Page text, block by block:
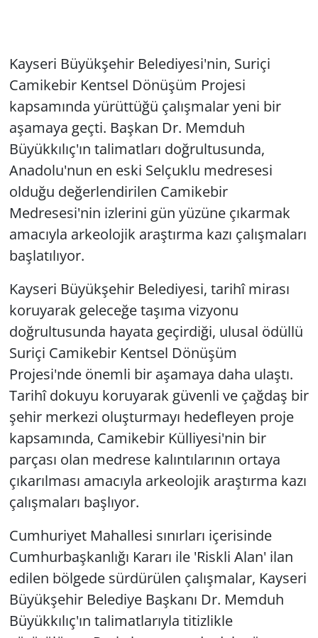
Kayseri Büyükşehir Belediyesi'nin, Suriçi
Camikebir Kentsel Dönüşüm Projesi
kapsamında yürüttüğü çalışmalar yeni bir
aşamaya geçti. Başkan Dr. Memduh
Büyükkılıç'ın talimatları doğrultusunda,
Anadolu'nun en eski Selçuklu medresesi
olduğu değerlendirilen Camikebir
Medresesi'nin izlerini gün yüzüne çıkarmak
amacıyla arkeolojik araştırma kazı çalışmaları
başlatılıyor.
Kayseri Büyükşehir Belediyesi, tarihî mirası
koruyarak geleceğe taşıma vizyonu
doğrultusunda hayata geçirdiği, ulusal ödüllü
Suriçi Camikebir Kentsel Dönüşüm
Projesi'nde önemli bir aşamaya daha ulaştı.
Tarihî dokuyu koruyarak güvenli ve çağdaş bir
şehir merkezi oluşturmayı hedefleyen proje
kapsamında, Camikebir Külliyesi'nin bir
parçası olan medrese kalıntılarının ortaya
çıkarılması amacıyla arkeolojik araştırma kazı
çalışmaları başlıyor.
Cumhuriyet Mahallesi sınırları içerisinde
Cumhurbaşkanlığı Kararı ile 'Riskli Alan' ilan
edilen bölgede sürdürülen çalışmalar, Kayseri
Büyükşehir Belediye Başkanı Dr. Memduh
Büyükkılıç'ın talimatlarıyla titizlikle